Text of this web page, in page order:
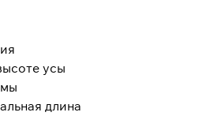
усы
длина